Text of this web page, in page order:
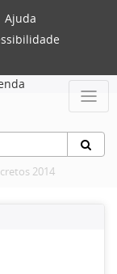
Ajuda
2014